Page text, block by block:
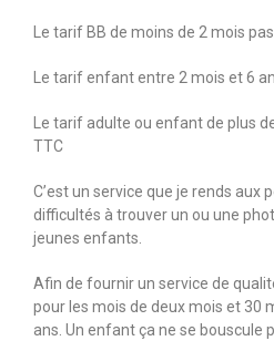
Le tarif BB de moins de 2 mois
Le tarif enfant entre 2 mois et 6
Le tarif adulte ou enfant de plus
TTC
C’est un service que je rends aux
difficultés à trouver un ou une
jeunes enfants.
Afin de fournir un service de
pour les mois de deux mois et 30
ans. Un enfant ça ne se bouscule